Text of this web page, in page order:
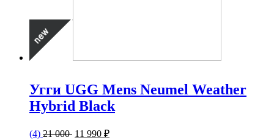
Угги UGG Mens Neumel Weather
Hybrid Black
(4) 21 000 11 990 ₽